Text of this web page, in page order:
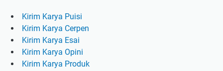
Kirim Karya Puisi
Kirim Karya Cerpen
Kirim Karya Esai
Kirim Karya Opini
Kirim Karya Produk